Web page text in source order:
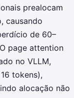
prealocam
causando
de 60–
page attention
no VLLM,
tokens),
alocação não